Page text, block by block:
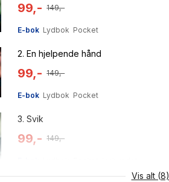
99,- 149,-
E-bok Lydbok Pocket
2. En hjelpende hånd
99,- 149,-
E-bok Lydbok Pocket
3. Svik
99,- 149,-
Vis alt (8)